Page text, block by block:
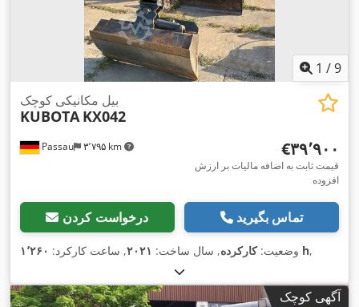
1 /9
Passau ۳٬۷۹۵ km
بیل مکانیکی کوچک
KUBOTA KX042
‎€۳۹٬۹۰۰
قیمت ثابت به اضافه مالیات بر ارزش
افزوده
درخواست کردن تماس بگیرید
وضعیت:کارکرده, سال ساخت: ۲۰۲۱, ساعت کارکرد: ۱٬۲۶۰ h,
آگهی کوچک